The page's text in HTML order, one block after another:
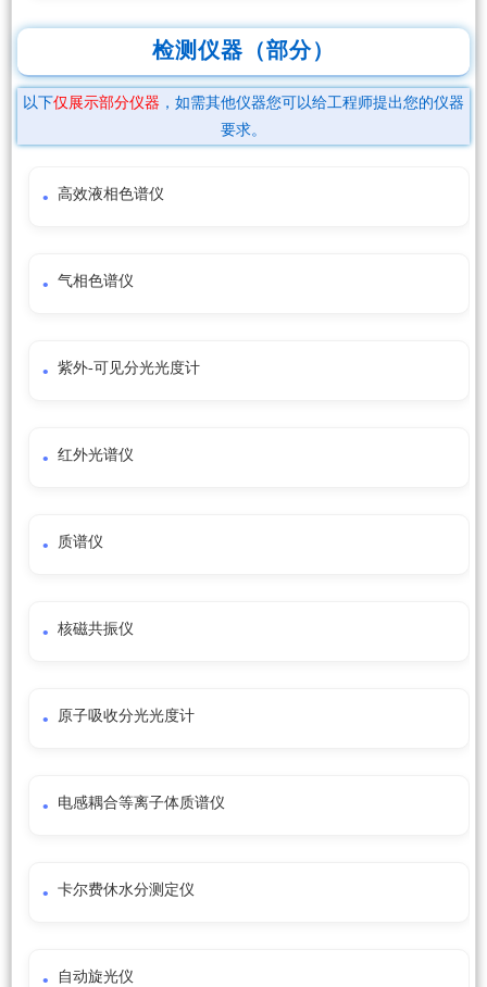
检测仪器（部分）
以下仅展示部分仪器 ，如需其他仪器您可以给工程师提出您的仪器
要求。
高效液相色谱仪
气相色谱仪
紫外-可见分光光度计
红外光谱仪
质谱仪
核磁共振仪
原子吸收分光光度计
电感耦合等离子体质谱仪
卡尔费休水分测定仪
自动旋光仪